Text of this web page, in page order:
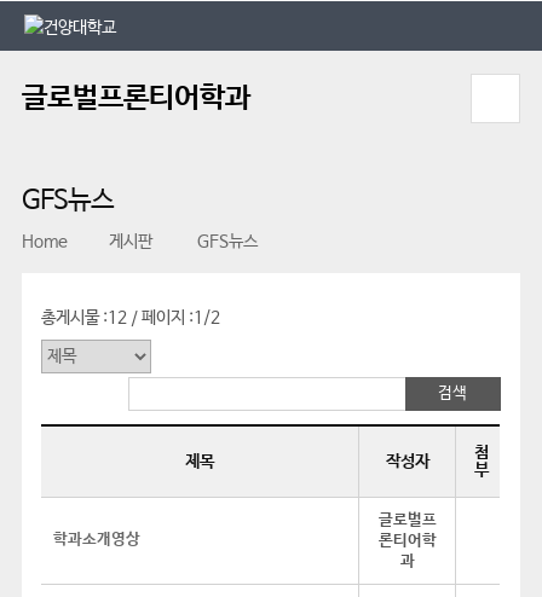
본문 바로가기
대메뉴 바로가기
글로벌프론티어학과
GFS뉴스
Home 게시판 GFS뉴스
총게시물 :12 /페이지 :1/2
제목 작성자
첨
부
학과소개영상
글로벌프
론티어학
과